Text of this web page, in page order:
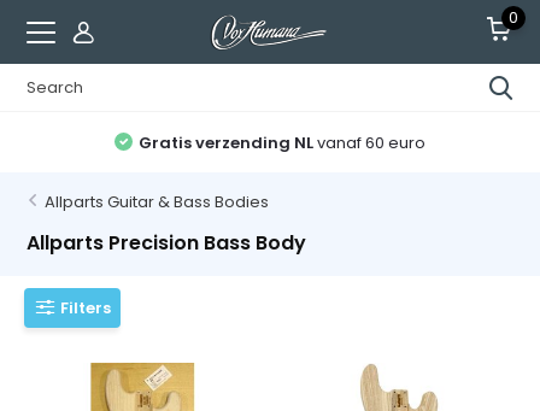
0
Gratis verzending NLvanaf 60 euro
Allparts Guitar & Bass Bodies
Allparts Precision Bass Body
Filters